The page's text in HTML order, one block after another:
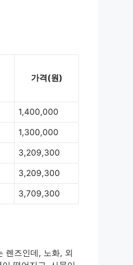
가격(원)
1,400,000
1,300,000
3,209,300
3,209,300
3,709,300
렌즈인데, 노화, 외